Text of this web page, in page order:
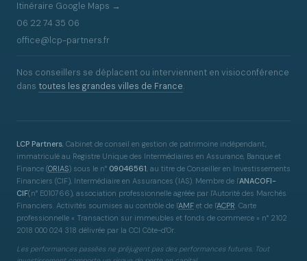
Itinéraire Google Maps →
06 22 74 35 06
office@lcp-partners.fr
Nos conseillers se déplacent ou interviennent en visioconférence
dans toutes les grandes villes de France.
LCP Partners, Cabinet de conseil en gestion de patrimoine indépendant,
immatriculé au Registre Unique des Intermédiaires en Assurance, Banque et
Finance (ORIAS) sous le n° 09046561, au titre de Conseiller en Investissements
Financiers (CIF), Intermédiaire en Assurances (IAS). Membre de l'ANACOFI-
CIF(n° E010766), association professionnelle agréée par l'Autorité des Marchés
Financiers. Activités soumises au contrôle de l'AMF et de l'ACPR. Carte
professionnelle « Transaction sur immeubles et fonds de commerce » n° 2102
2018 000 024 318 délivrée par la CCI Côte-d'Or.
Les performances passées ne préjugent pas des performances futures. Tout